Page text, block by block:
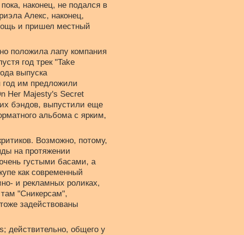
наконец, не подался в
Алекс, наконец,
и пришел местный
положила лапу компания
год трек "Take
выпуска
год им предложили
Her Majesty's Secret
бэндов, выпустили еще
альбома с ярким,
Возможно, потому,
на протяжении
густыми басами, а
как современный
и рекламных роликах,
"Сникерсам",
задействованы
действительно, общего у